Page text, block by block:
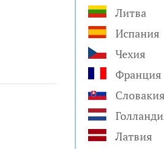
Литва
Испания
Чехия
Франция
Словакия
Латвия